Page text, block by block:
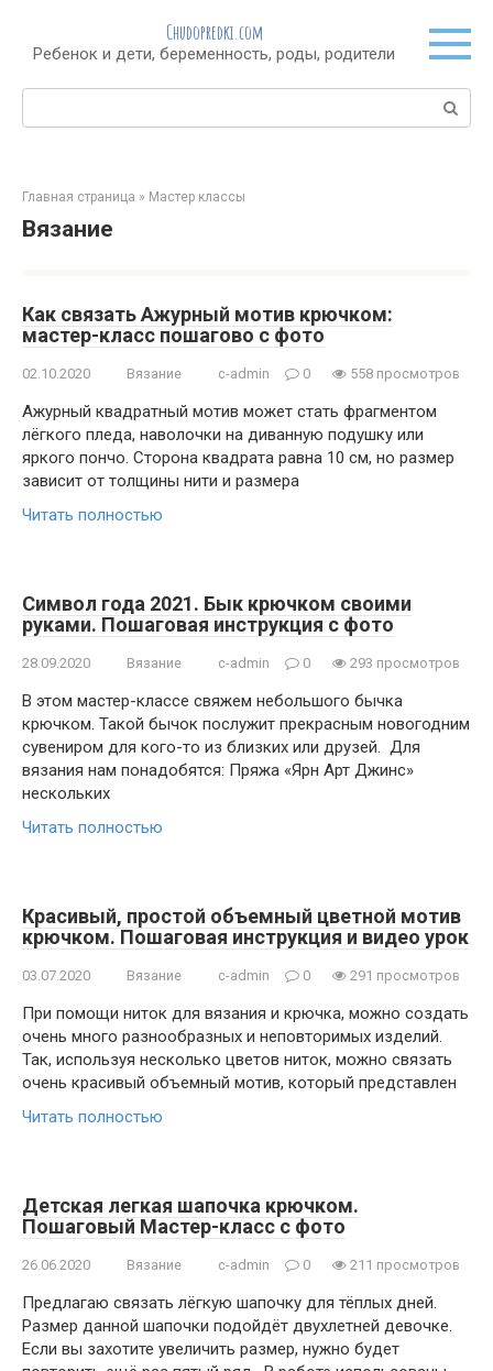
контенту
Chudopredki.com
Ребенок и дети, беременность, роды, родители
Поиск:
Главная страница » Мастер классы
Вязание
Как связать Ажурный мотив крючком:
мастер-класс пошагово с фото
02.10.2020 Вязание c-admin 0 558 просмотров
Ажурный квадратный мотив может стать фрагментом
лёгкого пледа, наволочки на диванную подушку или
яркого пончо. Сторона квадрата равна 10 см, но размер
зависит от толщины нити и размера
Читать полностью
Символ года 2021. Бык крючком своими
руками. Пошаговая инструкция с фото
28.09.2020 Вязание c-admin 0 293 просмотров
В этом мастер-классе свяжем небольшого бычка
крючком. Такой бычок послужит прекрасным новогодним
сувениром для кого-то из близких или друзей. Для
вязания нам понадобятся: Пряжа «Ярн Арт Джинс»
нескольких
Читать полностью
Красивый, простой объемный цветной мотив
крючком. Пошаговая инструкция и видео урок
03.07.2020 Вязание c-admin 0 291 просмотров
При помощи ниток для вязания и крючка, можно создать
очень много разнообразных и неповторимых изделий.
Так, используя несколько цветов ниток, можно связать
очень красивый объемный мотив, который представлен
Читать полностью
Детская легкая шапочка крючком.
Пошаговый Мастер-класс с фото
26.06.2020 Вязание c-admin 0 211 просмотров
Предлагаю связать лёгкую шапочку для тёплых дней.
Размер данной шапочки подойдёт двухлетней девочке.
Если вы захотите увеличить размер, нужно будет